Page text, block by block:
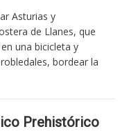
Asturias y
de Llanes, que
una bicicleta y
bordear la
Prehistórico